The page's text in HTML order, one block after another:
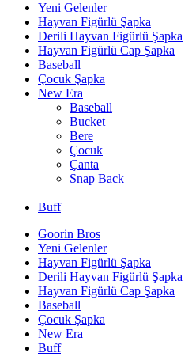
Yeni Gelenler
Hayvan Figürlü Şapka
Derili Hayvan Figürlü Şapka
Hayvan Figürlü Cap Şapka
Baseball
Çocuk Şapka
New Era
Baseball
Bucket
Bere
Çocuk
Çanta
Snap Back
Buff
Goorin Bros
Yeni Gelenler
Hayvan Figürlü Şapka
Derili Hayvan Figürlü Şapka
Hayvan Figürlü Cap Şapka
Baseball
Çocuk Şapka
New Era
Buff